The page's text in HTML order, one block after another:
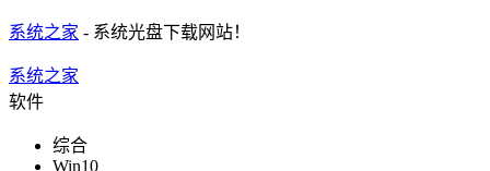
系统之家 - 系统光盘下载网站！
系统之家
软件
综合
Win10